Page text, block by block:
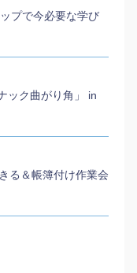
プで今必要な学び
ック曲がり角」 in
る＆帳簿付け作業会